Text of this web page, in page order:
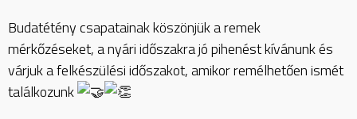
Budatétény csapatainak köszönjük a remek
mérkőzéseket, a nyári időszakra jó pihenést kívánunk és
várjuk a felkészülési időszakot, amikor remélhetően ismét
találkozunk